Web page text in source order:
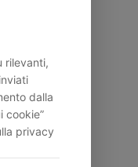
rilevanti,
dalla
cookie”
privacy